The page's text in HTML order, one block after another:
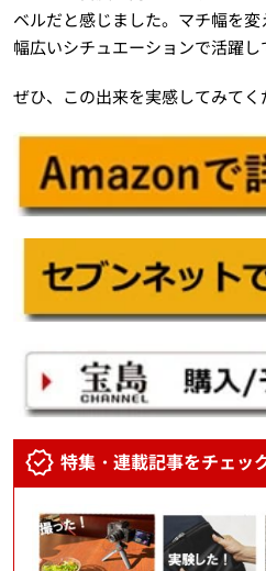
ベルだと感じました。マチ幅を
幅広いシチュエーションで活躍し
ぜひ、この出来を実感してみてく
特集・連載記事をチェッ